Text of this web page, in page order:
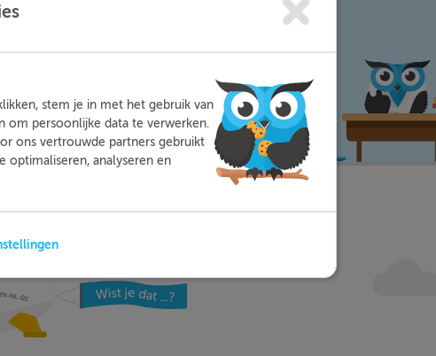
manier thuis extra oefenen met de vakken
je beter voorbereid en heb je nooit meer stress
Probeer nu gratis
stem je in met het gebruik van
om persoonlijke data te verwerken.
ons vertrouwde partners gebruikt
optimaliseren, analyseren en